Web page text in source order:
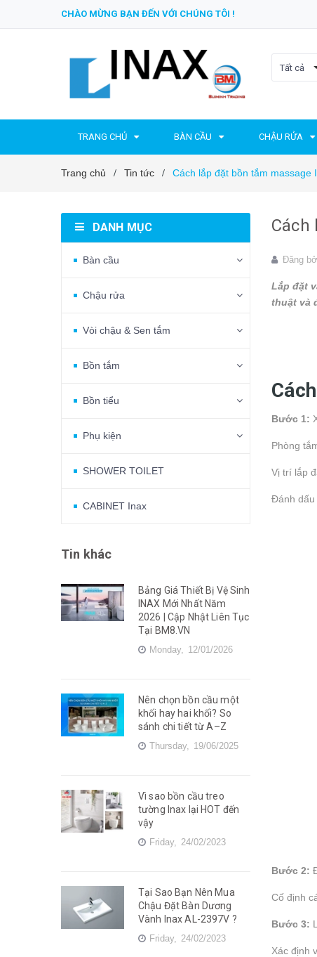
CHÀO MỪNG BẠN ĐẾN VỚI CHÚNG TÔI !
Tất cả
TRANG CHỦ BÀN CẦU CHẬU RỬA
Trang chủ / Tin tức / Cách lắp đặt bồn tắm massage
Cách
Đăng
Lắp đặt
thuật và
Bước 1:
Phòng
Vị trí lắp
Đánh dấu
Bước 2:
Cố định
Bước 3:
Xác định
DANH MỤC
Bàn cầu
Chậu rửa
Vòi chậu & Sen tắm
Bồn tắm
Bồn tiểu
Phụ kiện
SHOWER TOILET
CABINET Inax
Tin khác
Bảng Giá Thiết Bị Vệ Sinh
INAX Mới Nhất Năm
2026 | Cập Nhật Liên Tục
Tại BM8.VN
Monday, 12/01/2026
Nên chọn bồn cầu một
khối hay hai khối? So
sánh chi tiết từ A–Z
Thursday, 19/06/2025
Vì sao bồn cầu treo
tường Inax lại HOT đến
vậy
Friday, 24/02/2023
Tại Sao Bạn Nên Mua
Chậu Đặt Bàn Dương
Vành Inax AL-2397V ?
Friday, 24/02/2023